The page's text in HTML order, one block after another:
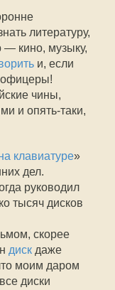
литературу,
— кино, музыку,
и, если
офицеры!
чины,
и опять-таки,
клавиатуре»
дел.
руководил
тысяч дисков
скорее
диск даже
моим даром
диски